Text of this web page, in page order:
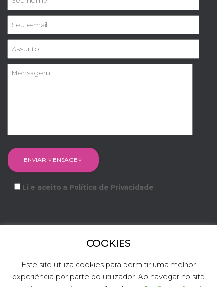
Li e aceito a Política de Privacidade
TWITTER
COOKIES
Este site utiliza cookies para permitir uma melhor
experiência por parte do utilizador. Ao navegar no site